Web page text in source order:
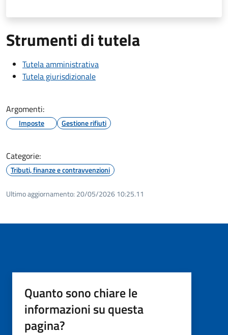
Strumenti di tutela
Tutela amministrativa
Tutela giurisdizionale
Argomenti:
Imposte Gestione rifiuti
Categorie:
Tributi, finanze e contravvenzioni
Ultimo aggiornamento: 20/05/2026 10:25.11
Quanto sono chiare le
informazioni su questa
pagina?